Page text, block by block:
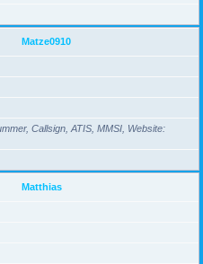
Matze0910
Callsign, ATIS, MMSI, Website
Matthias